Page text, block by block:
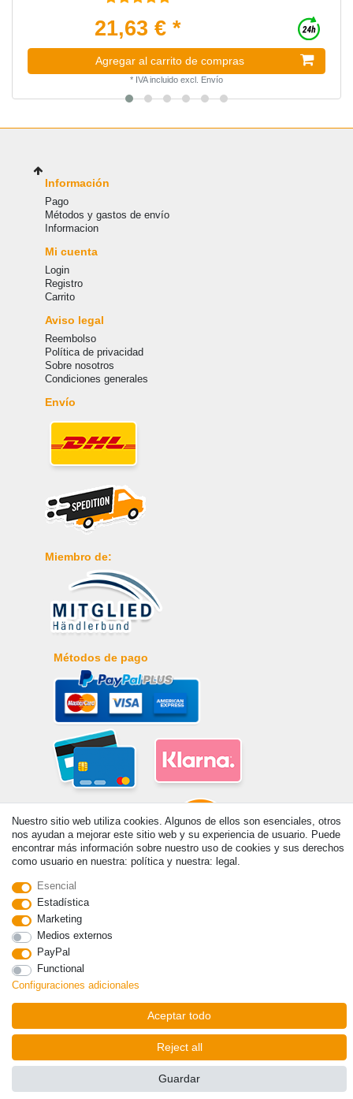
21,63 € *
Agregar al carrito de compras
* IVA incluido excl. Envío
Información
Pago
Métodos y gastos de envío
Informacion
Mi cuenta
Login
Registro
Carrito
Aviso legal
Reembolso
Política de privacidad
Sobre nosotros
Condiciones generales
Envío
Miembro de:
Métodos de pago
© Copyright 2026 | Todos los derechos reservados. - Prix de base voir
détail de l'article | *S'applique aux livraisons en Espagne!
Nuestro sitio web utiliza cookies. Algunos de ellos son esenciales, otros
nos ayudan a mejorar este sitio web y su experiencia de usuario. Puede
encontrar más información sobre nuestro uso de cookies y sus derechos
como usuario en nuestra: política y nuestra: legal.
Esencial
Estadística
Marketing
Medios externos
PayPal
Functional
Configuraciones adicionales
Aceptar todo
Reject all
Guardar
Withdraw from contract here